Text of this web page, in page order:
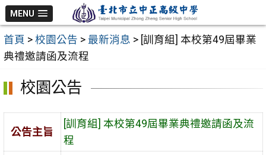
跳
至
主
要
MENU
首頁 > 校園公告 > 最新消息 > [訓育組] 本校第49屆畢業
典禮邀請函及流程
校園公告
公告主旨
[訓育組] 本校第49屆畢業典禮邀請函及流
程